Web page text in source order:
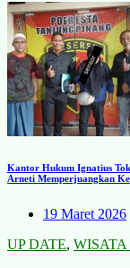
Kantor Hukum Ignatius
Arneti Memperjuangkan
19 Maret 2026
UP DATE,